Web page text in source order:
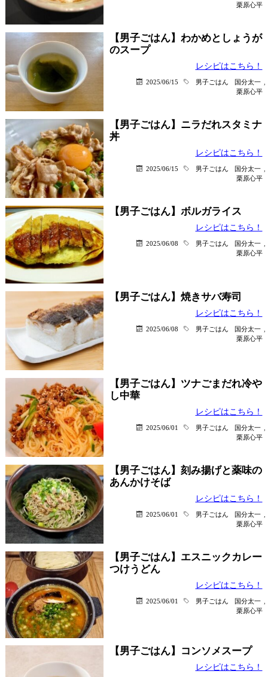
栗原心平
【男子ごはん】わかめとしょうが
のスープ
レシピはこちら！
2025/06/15 男子ごはん 国分太一
栗原心平
【男子ごはん】ニラだれスタミナ
丼
レシピはこちら！
2025/06/15 男子ごはん 国分太一
栗原心平
【男子ごはん】ボルガライス
レシピはこちら！
2025/06/08 男子ごはん 国分太一
栗原心平
【男子ごはん】焼きサバ寿司
レシピはこちら！
2025/06/08 男子ごはん 国分太一
栗原心平
【男子ごはん】ツナごまだれ冷や
し中華
レシピはこちら！
2025/06/01 男子ごはん 国分太一
栗原心平
【男子ごはん】刻み揚げと薬味の
あんかけそば
レシピはこちら！
2025/06/01 男子ごはん 国分太一
栗原心平
【男子ごはん】エスニックカレー
つけうどん
レシピはこちら！
2025/06/01 男子ごはん 国分太一
栗原心平
【男子ごはん】コンソメスープ
レシピはこちら！